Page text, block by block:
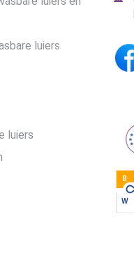
luiers
luiers